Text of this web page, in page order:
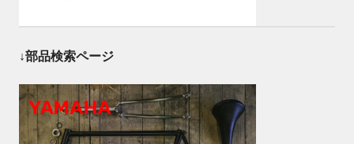
↓部品検索ページ